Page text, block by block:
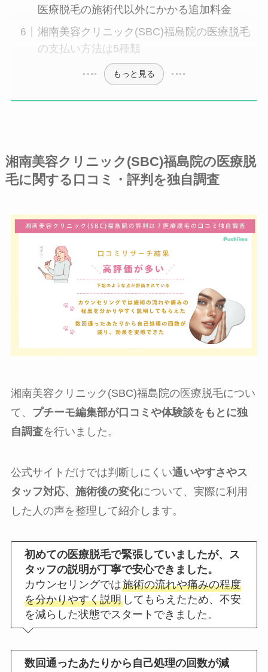
医療脱毛の施術代以外にかかる追加料金
湘南美容クリニック(SBC)福島院の医療脱毛
の支払い方法は5種類
もっと見る
湘南美容クリニック(SBC)福島院の医療脱
毛に関する口コミ・評判を独自調査
湘南美容クリニック(SBC)福島院の医療脱毛につい
て、 プチーモ編集部が口コミや体験談をもとに独
自調査を行いました。
公式サイトだけでは判断しにくい通いやすさやス
タッフ対応、施術後の変化について、実際に利用
した人の声を整理して紹介します。
初めての医療脱毛で緊張していましたが、ス
タッフの説明が丁寧で安心できました。
カウンセリングでは施術の流れや痛みの程度
を分かりやすく説明 してもらえたため、不安
を減らした状態でスタートできました。
数回通ったあたりから自己処理の回数が減